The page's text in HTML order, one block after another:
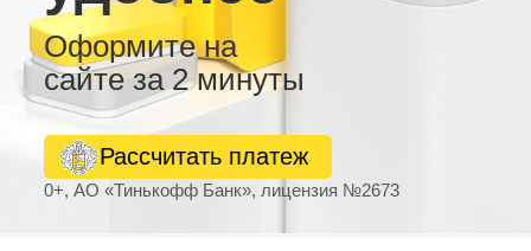
Оформите на
сайте за 2 минуты
0+, АО «Тинькофф Банк», лицензия №2673
Рассчитать платеж